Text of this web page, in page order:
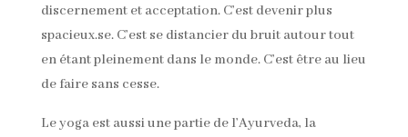
discernement et acceptation. C’est devenir plus
spacieux.se. C’est se distancier du bruit autour tout
en étant pleinement dans le monde. C’est être au lieu
de faire sans cesse.
Le yoga est aussi une partie de l’Ayurveda, la